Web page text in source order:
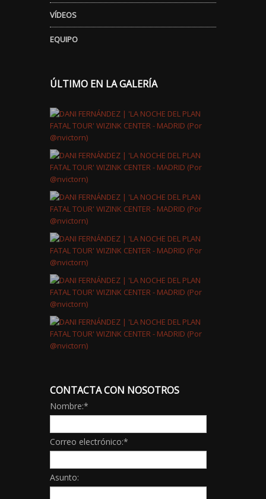
VÍDEOS
EQUIPO
ÚLTIMO EN LA GALERÍA
CONTACTA CON NOSOTROS
Nombre:*
Correo electrónico:*
Asunto: